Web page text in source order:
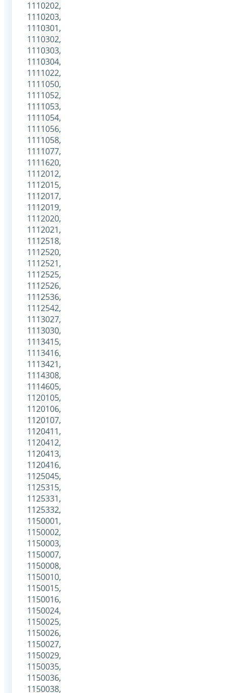
1110202,
1110203,
1110301,
1110302,
1110303,
1110304,
1111022,
1111050,
1111052,
1111053,
1111054,
1111056,
1111058,
1111077,
1111620,
1112012,
1112015,
1112017,
1112019,
1112020,
1112021,
1112518,
1112520,
1112521,
1112525,
1112526,
1112536,
1112542,
1113027,
1113030,
1113415,
1113416,
1113421,
1114308,
1114605,
1120105,
1120106,
1120107,
1120411,
1120412,
1120413,
1120416,
1125045,
1125315,
1125331,
1125332,
1150001,
1150002,
1150003,
1150007,
1150008,
1150010,
1150015,
1150016,
1150024,
1150025,
1150026,
1150027,
1150029,
1150035,
1150036,
1150038,